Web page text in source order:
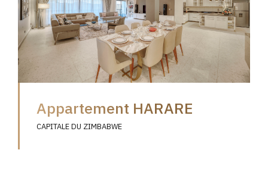
Appartement HARARE
CAPITALE DU ZIMBABWE